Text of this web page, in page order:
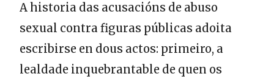
A historia das acusacións de abuso
sexual contra figuras públicas adoita
escribirse en dous actos: primeiro, a
lealdade inquebrantable de quen os